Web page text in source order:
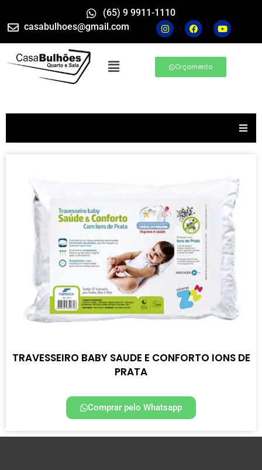
(65) 9 9911-1110
casabulhoes@gmail.com
Orçamento
TRAVESSEIRO BABY SAUDE E CONFORTO IONS DE
PRATA
Comprar pelo Whatsapp